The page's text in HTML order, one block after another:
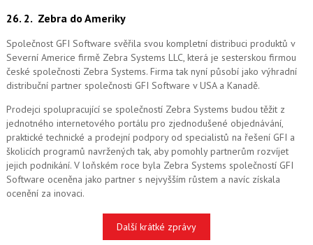
26. 2. Zebra do Ameriky
Společnost GFI Software svěřila svou kompletní distribuci produktů v
Severní Americe firmě Zebra Systems LLC, která je sesterskou firmou
české společnosti Zebra Systems. Firma tak nyní působí jako výhradní
distribuční partner společnosti GFI Software v USA a Kanadě.
Prodejci spolupracující se společností Zebra Systems budou těžit z
jednotného internetového portálu pro zjednodušené objednávání,
praktické technické a prodejní podpory od specialistů na řešení GFI a
školicích programů navržených tak, aby pomohly partnerům rozvíjet
jejich podnikání. V loňském roce byla Zebra Systems společností GFI
Software oceněna jako partner s nejvyšším růstem a navíc získala
ocenění za inovaci.
Další krátké zprávy